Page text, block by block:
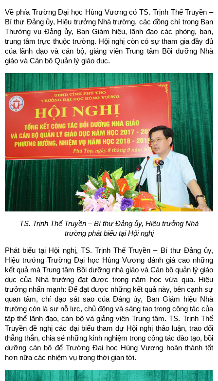
Về phía Trường Đại học Hùng Vương có TS. Trịnh Thế Truyền –
Bí thư Đảng ủy, Hiệu trưởng Nhà trường, các đồng chí trong Ban
Thường vụ Đảng ủy, Ban Giám hiệu, lãnh đạo các phòng, ban,
trung tâm trực thuộc trường. Hội nghị còn có sự tham gia đầy đủ
của lãnh đạo và cán bộ, giảng viên Trung tâm Bồi dưỡng Nhà
giáo và Cán bộ Quản lý giáo dục.
TS. Trịnh Thế Truyền – Bí thư Đảng ủy, Hiệu trưởng Nhà
trường phát biểu tại Hội nghị
Phát biểu tại Hội nghị, TS. Trịnh Thế Truyền – Bí thư Đảng ủy,
Hiệu trưởng Trường Đại học Hùng Vương đánh giá cao những
kết quả mà Trung tâm Bồi dưỡng nhà giáo và Cán bộ quản lý giáo
dục của Nhà trường đạt được trong năm học vừa qua. Hiệu
trưởng nhấn mạnh: Để đạt được những kết quả này, bên cạnh sự
quan tâm, chỉ đạo sát sao của Đảng ủy, Ban Giám hiệu Nhà
trường còn là sự nỗ lực, chủ động và sáng tạo trong công tác của
tập thể lãnh đạo, cán bộ và giảng viên Trung tâm. TS. Trịnh Thế
Truyền đề nghị các đại biểu tham dự Hội nghị thảo luận, trao đổi
thẳng thắn, chia sẻ những kinh nghiệm trong công tác đào tạo, bồi
dưỡng cán bộ để Trường Đại học Hùng Vương hoàn thành tốt
hơn nữa các nhiệm vụ trong thời gian tới.